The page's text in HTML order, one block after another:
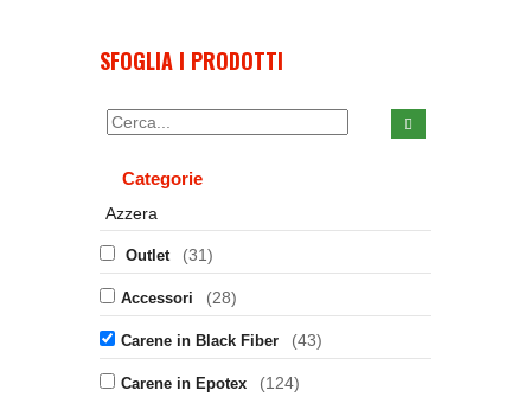
SFOGLIA I PRODOTTI
Categorie
Azzera
Outlet (31)
Accessori (28)
Carene in Black Fiber (43)
Carene in Epotex (124)